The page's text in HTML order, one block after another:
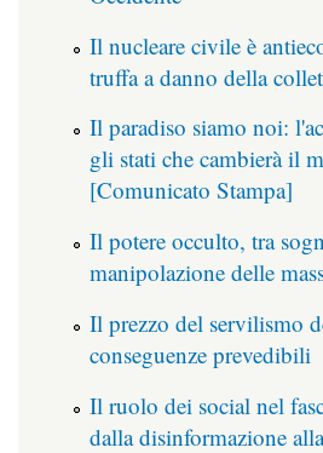
Il nucleare civile è
truffa a danno della
Il paradiso siamo noi:
gli stati che cambierà il
[Comunicato Stampa]
Il potere occulto, tra
manipolazione delle
Il prezzo del servilismo
conseguenze prevedibili
Il ruolo dei social nel
dalla disinformazione